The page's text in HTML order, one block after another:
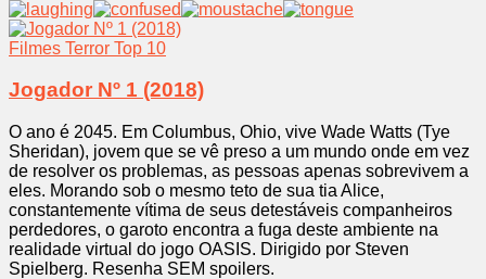
Filmes Terror Top 10
Jogador Nº 1 (2018)
O ano é 2045. Em Columbus, Ohio, vive Wade Watts (Tye
Sheridan), jovem que se vê preso a um mundo onde em vez
de resolver os problemas, as pessoas apenas sobrevivem a
eles. Morando sob o mesmo teto de sua tia Alice,
constantemente vítima de seus detestáveis companheiros
perdedores, o garoto encontra a fuga deste ambiente na
realidade virtual do jogo OASIS. Dirigido por Steven
Spielberg. Resenha SEM spoilers.